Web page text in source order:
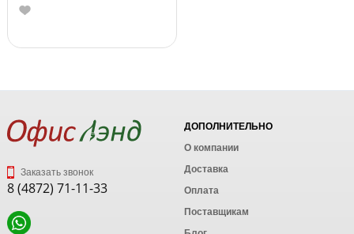
Заказать звонок
8 (4872) 71-11-33
ДОПОЛНИТЕЛЬНО
О компании
Доставка
Оплата
Поставщикам